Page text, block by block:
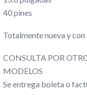
40 pines
Totalmente nueva y
CONSULTA POR
MODELOS
Se entrega boleta o